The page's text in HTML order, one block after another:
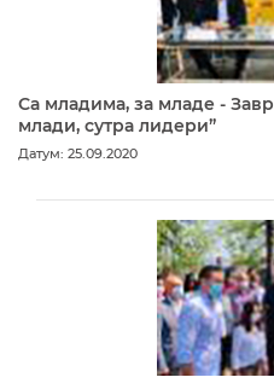
Са младима, за младе -
млади, сутра лидери”
Датум: 25.09.2020